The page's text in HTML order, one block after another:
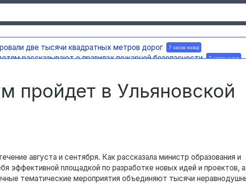
две тысячи квадратных метров дорог 7 часов назад
рассказывают о правилах пожарной безопасности 7 часов назад
пройдет в Ульяновской
августа и сентября. Как рассказала министр образования и
эффективной площадкой по разработке новых идей и проектов, а
тематические мероприятия объединяют тысячи